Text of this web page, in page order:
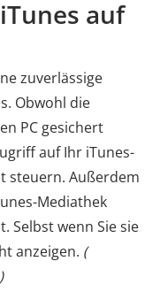
auf
zuverlässige
Obwohl die
PC gesichert
auf Ihr iTunes-
steuern. Außerdem
Mediathek
Selbst wenn Sie sie
anzeigen. (